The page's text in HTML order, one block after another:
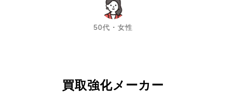
50代・女性
chevron_left chevron_right
買取強化メーカー